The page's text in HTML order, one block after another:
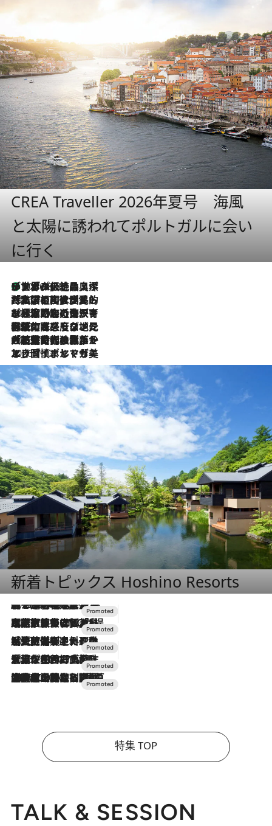
CREA Traveller 2026年夏号 海風
と太陽に誘われてポルトガルに会い
に行く
2026.8.8
リスボンの絶品スイーツ「パステル・デ・ナタ」とは？ポルトガル伝統の奥深い世界へ
2026.7.27
「私の祖国はポルトガル語です」国民的詩人フェルナンド・ペソアと、彼が愛した文学の街を歩く
2026.7.26
ポルトガル近海が育む極上の海の幸。キリリと冷えた白ワインと愉しむ、シーフード専門店の贅沢
2026.7.22
伝統の味をモダンに昇華。高感度な地元客が集う、リスボンの最旬ガストロノミー
2026.7.21
大航海時代の栄華から、震災、独裁、そして革命へ。ポルトガル・首都リスボンの石畳に刻まれた「歴史の光と影」
2026.7.13
エッセイ・ヤマザキマリ「慎ましくも美しき国 ポルトガル」
新着トピックス Hoshino Resorts
2026.8.7
【トンボの足水浴】ヒノキの香りに包まれて涼感マックス！約13℃の湧水かけ流しを避暑地「星野温泉 トンボの湯」で体験
2026.7.31
【ホテル帰省】という選択肢をOMOが提案。家族とほどよい距離を保つには「昼は実家、夜は気兼ねなくホテルで！」
2026.7.24
【夏限定ディナーコース】旬を迎える稚鮎や花ズッキーニなどをイタリア・トスカーナの郷土料理の手法で満喫！
2026.7.17
「土佐和ハーブかき氷」がOMO7高知に登場！生姜、山椒、大葉など目にも舌にも涼を呼ぶ郷土の味
2026.7.10
NEW OPEN！【界 草津】名湯の地に誕生。趣の異なる2種の温泉と上州ならではの会席・蕎麦割烹など美食を味わう究極の癒やし旅
特集 TOP
TALK & SESSION